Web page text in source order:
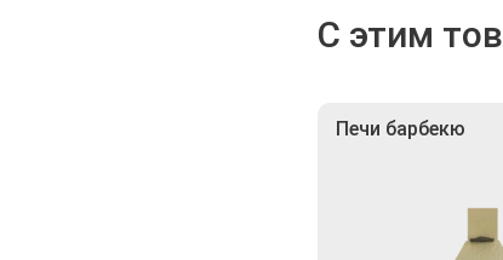
С этим
Печи барбекю